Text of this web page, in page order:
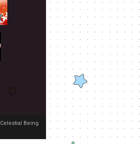
Celestial Being